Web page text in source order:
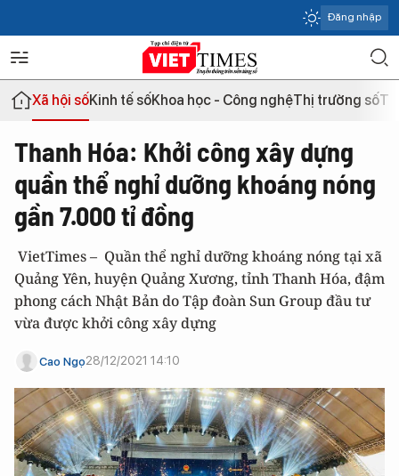
Đăng nhập
Xã hội sốKinh tế sốKhoa học - Công nghệThị trường số
Thanh Hóa: Khởi công xây dựng
quần thể nghỉ dưỡng khoáng nóng
gần 7.000 tỉ đồng
VietTimes – Quần thể nghỉ dưỡng khoáng nóng tại xã
Quảng Yên, huyện Quảng Xương, tỉnh Thanh Hóa, đậm
phong cách Nhật Bản do Tập đoàn Sun Group đầu tư
vừa được khởi công xây dựng
Cao Ngọ28/12/2021 14:10